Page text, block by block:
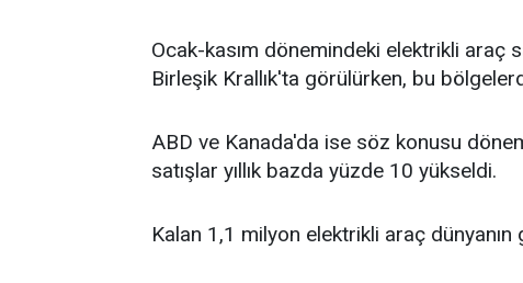
Ocak-kasım dönemindeki elektrikli araç
Birleşik Krallık'ta görülürken, bu
ABD ve Kanada'da ise söz konusu
satışlar yıllık bazda yüzde 10 yükseldi.
Kalan 1,1 milyon elektrikli araç dünyanın